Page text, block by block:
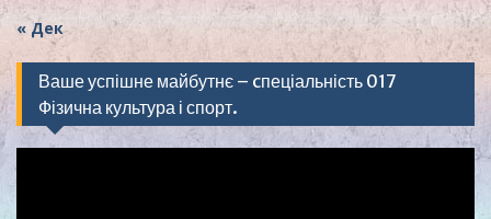
« Дек
Ваше успішне майбутнє – cпеціальність 017
Фізична культура і спорт.